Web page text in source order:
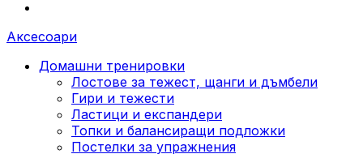
Аксесоари
Домашни тренировки
Лостове за тежест, щанги и дъмбели
Гири и тежести
Ластици и експандери
Топки и балансиращи подложки
Постелки за упражнения